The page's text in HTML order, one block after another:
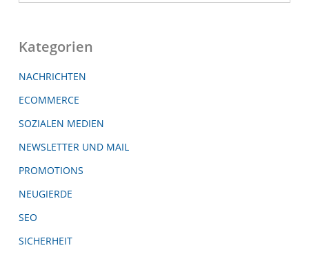
Kategorien
NACHRICHTEN
ECOMMERCE
SOZIALEN MEDIEN
NEWSLETTER UND MAIL
PROMOTIONS
NEUGIERDE
SEO
SICHERHEIT